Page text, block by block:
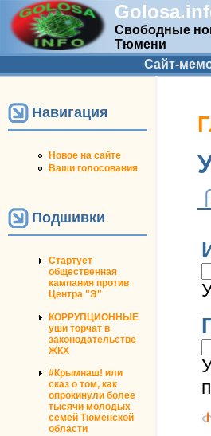
Свободные
Тюмени
Дополнительное
Сайт-
Навигация
Новое на сайте
Ваши голосования
Подшивки
Стартует
общественная
кампания против
Центра "Э"
КОРРУПЦИОННЫЕ
уши торчат в
законодательстве
ЖКХ
#Крымнаш! или
сказ о том, как
опрокинули более
тысячи молодых
семей Тюменской
области